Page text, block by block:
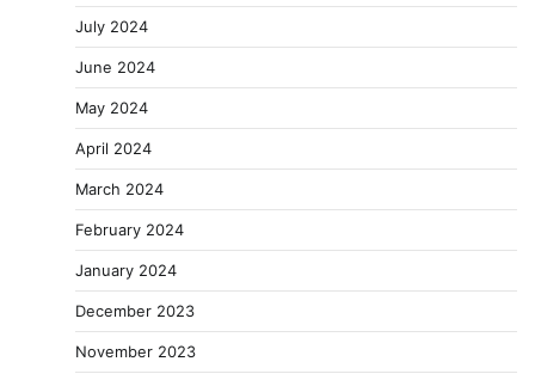
July 2024
June 2024
May 2024
April 2024
March 2024
February 2024
January 2024
December 2023
November 2023